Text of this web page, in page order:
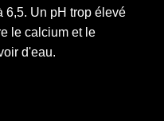
6,5. Un pH trop élevé
le calcium et le
d'eau.